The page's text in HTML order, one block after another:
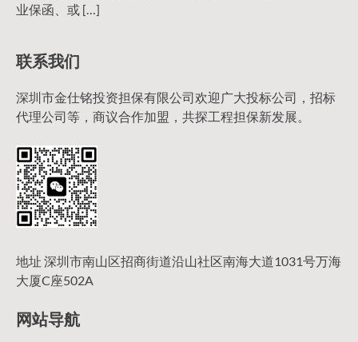
业保函、或 […]
联系我们
深圳市金仕铭投资担保有限公司欢迎广大投标公司，招标
代理公司等，商议合作加盟，共探工程担保新发展。
地址 深圳市南山区招商街道沿山社区南海大道1031号万海
大厦C座502A
网站导航